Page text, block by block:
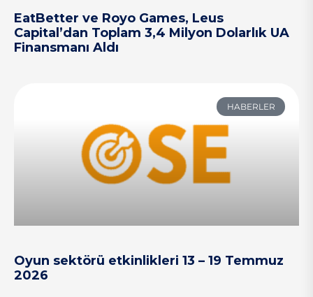
EatBetter ve Royo Games, Leus
Capital’dan Toplam 3,4 Milyon Dolarlık UA
Finansmanı Aldı
HABERLER
Oyun sektörü etkinlikleri 13 – 19 Temmuz
2026